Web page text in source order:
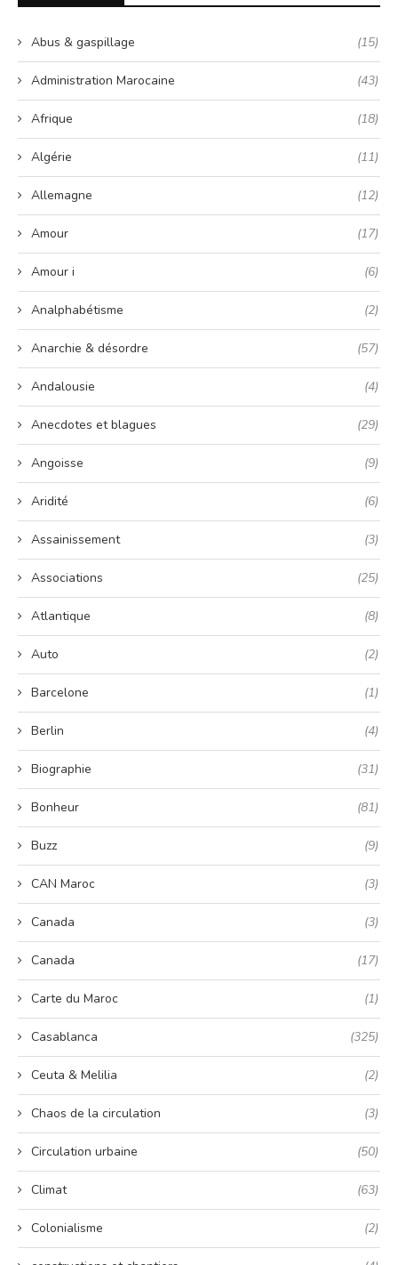
Abus & gaspillage (15)
Administration Marocaine (43)
Afrique (18)
Algérie (11)
Allemagne (12)
Amour (17)
Amour i (6)
Analphabétisme (2)
Anarchie & désordre (57)
Andalousie (4)
Anecdotes et blagues (29)
Angoisse (9)
Aridité (6)
Assainissement (3)
Associations (25)
Atlantique (8)
Auto (2)
Barcelone (1)
Berlin (4)
Biographie (31)
Bonheur (81)
Buzz (9)
CAN Maroc (3)
Canada (3)
Canada (17)
Carte du Maroc (1)
Casablanca (325)
Ceuta & Melilia (2)
Chaos de la circulation (3)
Circulation urbaine (50)
Climat (63)
Colonialisme (2)